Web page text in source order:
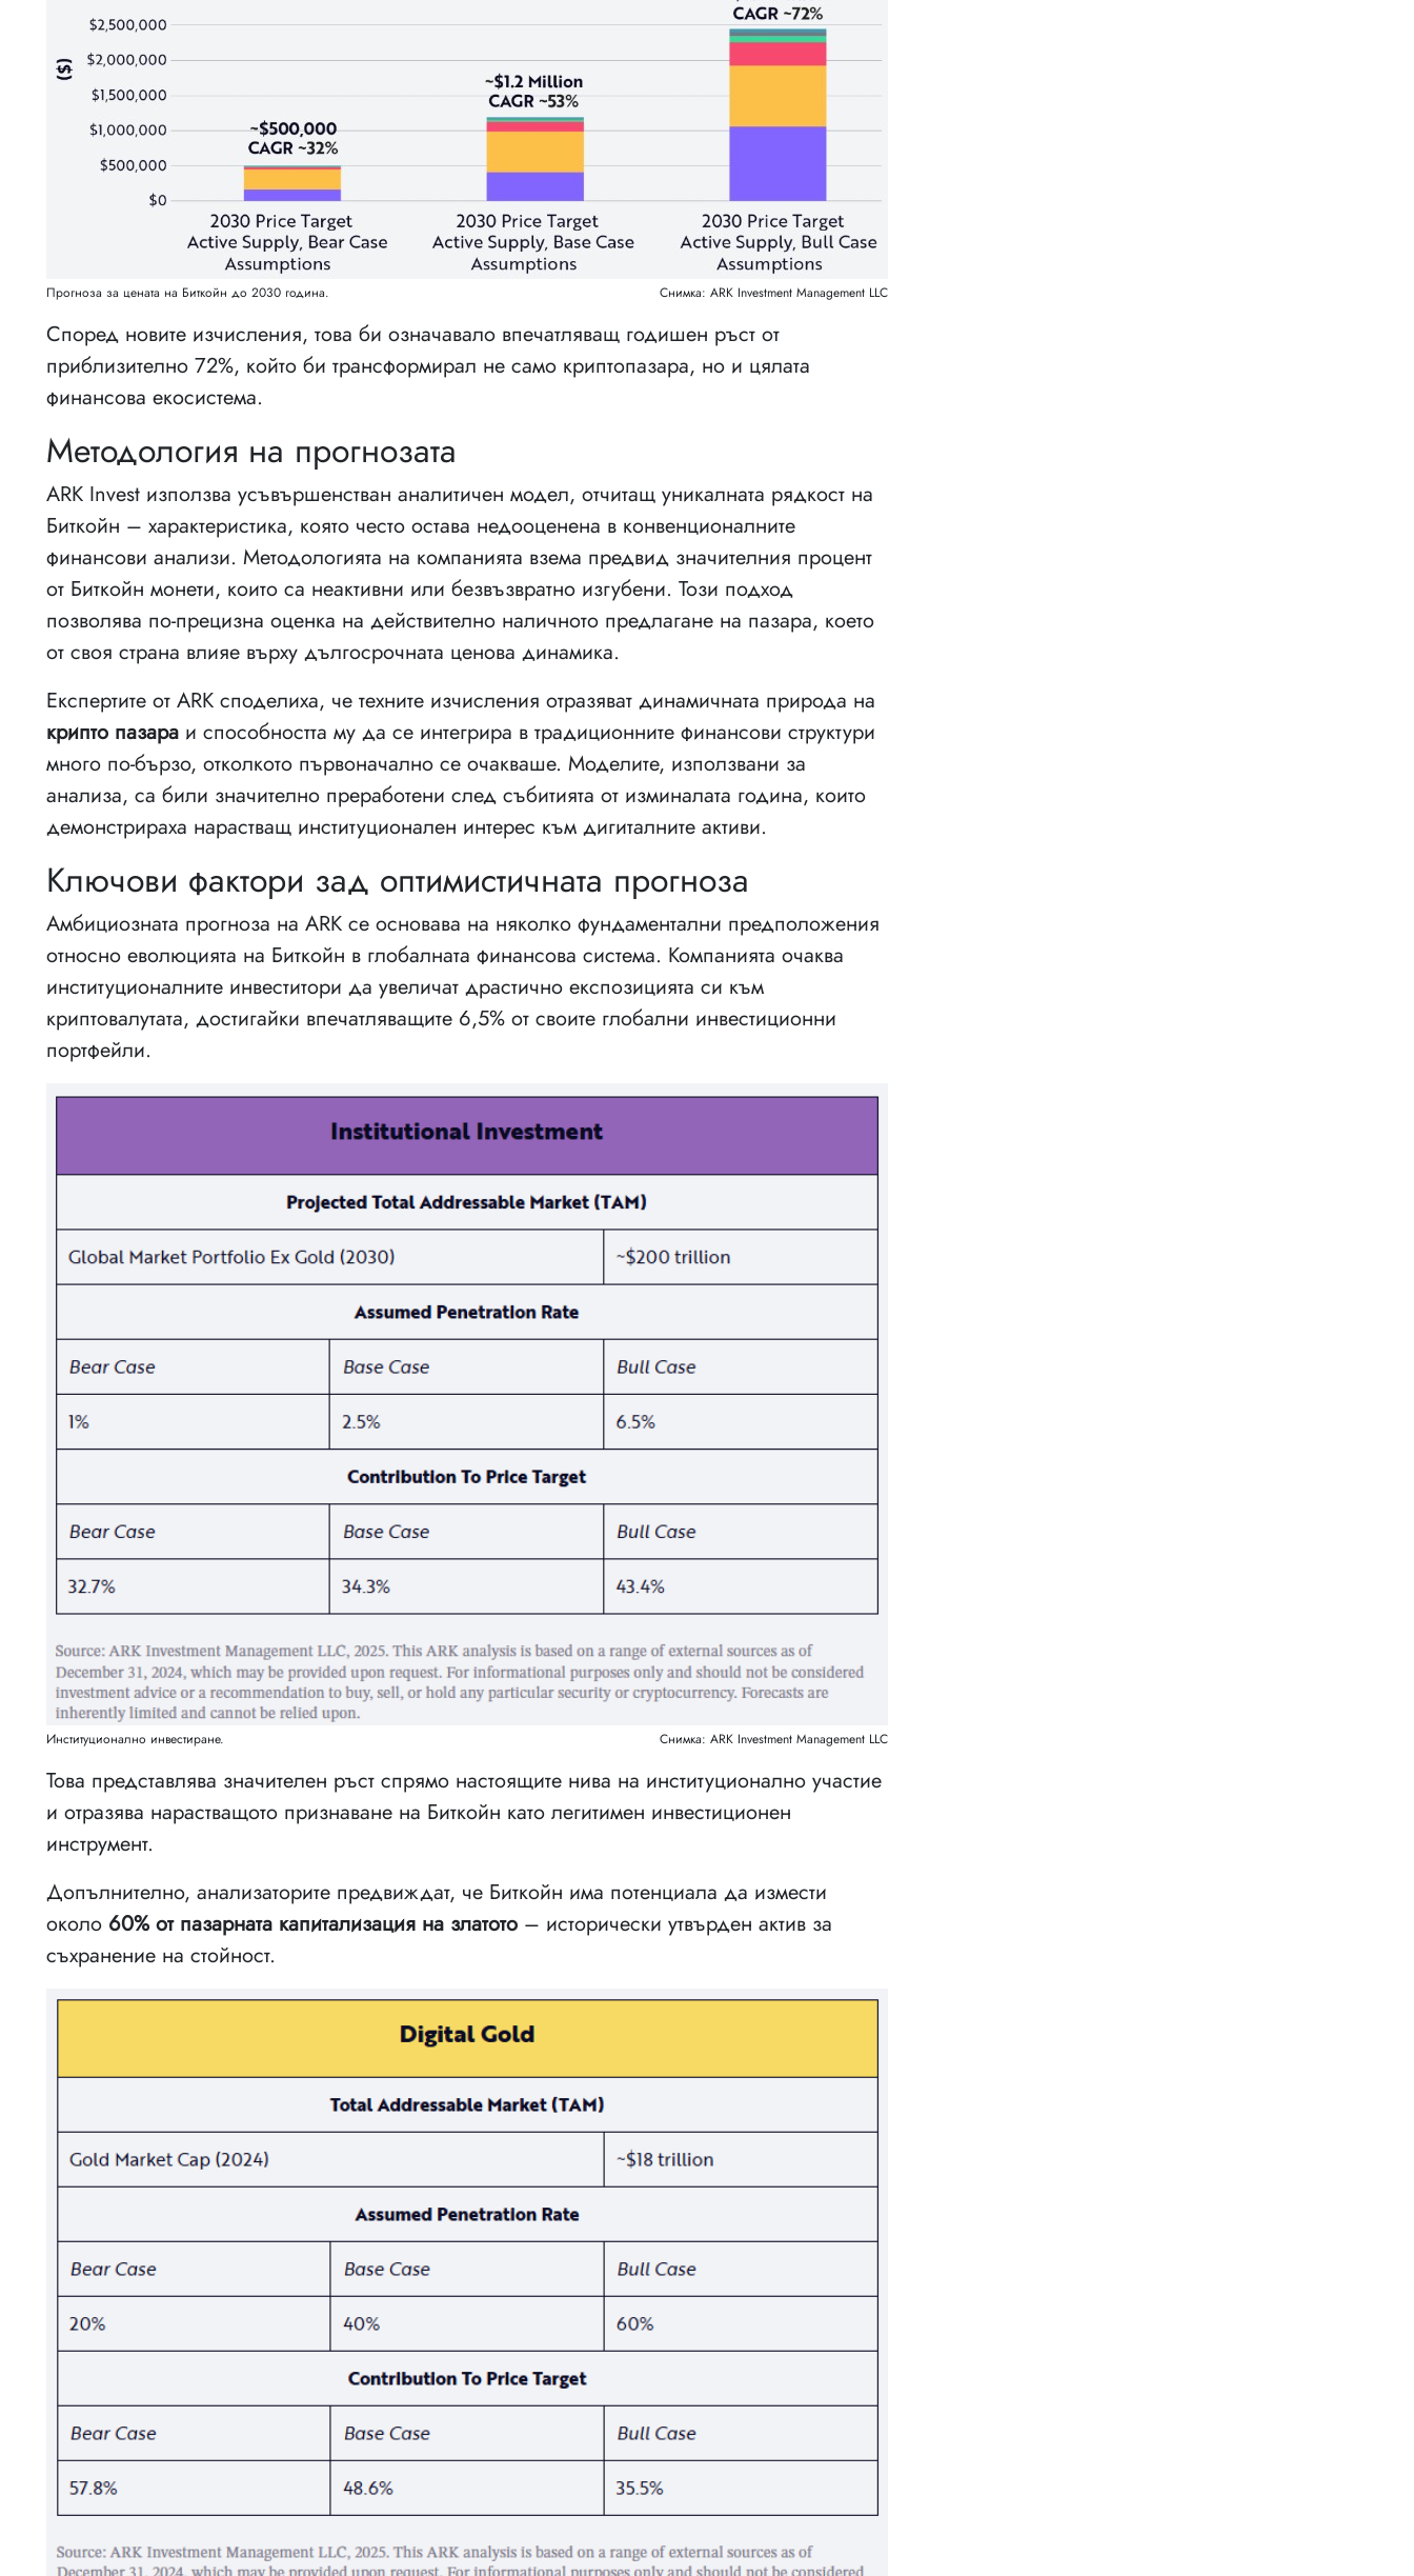
Прогноза за цената на Биткойн до 2030 година. Снимка: ARK Investment Management LLC
Според новите изчисления, това би означавало впечатляващ годишен ръст от
приблизително 72%, който би трансформирал не само криптопазара, но и цялата
финансова екосистема.
Методология на прогнозата
ARK Invest използва усъвършенстван аналитичен модел, отчитащ уникалната рядкост на
Биткойн – характеристика, която често остава недооценена в конвенционалните
финансови анализи. Методологията на компанията взема предвид значителния процент
от Биткойн монети, които са неактивни или безвъзвратно изгубени. Този подход
позволява по-прецизна оценка на действително наличното предлагане на пазара, което
от своя страна влияе върху дългосрочната ценова динамика.
Експертите от ARK споделиха, че техните изчисления отразяват динамичната природа на
крипто пазара и способността му да се интегрира в традиционните финансови структури
много по-бързо, отколкото първоначално се очакваше. Моделите, използвани за
анализа, са били значително преработени след събитията от изминалата година, които
демонстрираха нарастващ институционален интерес към дигиталните активи.
Ключови фактори зад оптимистичната прогноза
Амбициозната прогноза на ARK се основава на няколко фундаментални предположения
относно еволюцията на Биткойн в глобалната финансова система. Компанията очаква
институционалните инвеститори да увеличат драстично експозицията си към
криптовалутата, достигайки впечатляващите 6,5% от своите глобални инвестиционни
портфейли.
Институционално инвестиране. Снимка: ARK Investment Management LLC
Това представлява значителен ръст спрямо настоящите нива на институционално участие
и отразява нарастващото признаване на Биткойн като легитимен инвестиционен
инструмент.
Допълнително, анализаторите предвиждат, че Биткойн има потенциала да измести
около 60% от пазарната капитализация на златото – исторически утвърден актив за
съхранение на стойност.